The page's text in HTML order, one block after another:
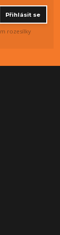
Přihlásit se
rozesílky